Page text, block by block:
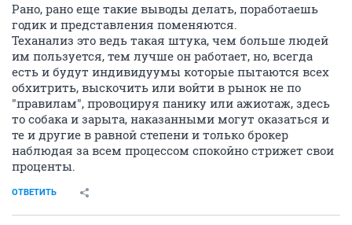
Рано, рано еще такие выводы делать, поработаешь
годик и представления поменяются.
Теханализ это ведь такая штука, чем больше людей
им пользуется, тем лучше он работает, но, всегда
есть и будут индивидуумы которые пытаются всех
обхитрить, выскочить или войти в рынок не по
"правилам", провоцируя панику или ажиотаж, здесь
то собака и зарыта, наказанными могут оказаться и
те и другие в равной степени и только брокер
наблюдая за всем процессом спокойно стрижет свои
проценты.
ОТВЕТИТЬ